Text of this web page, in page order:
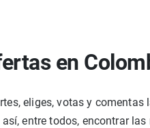
en
eliges, votas y
entre todos, encontrar las